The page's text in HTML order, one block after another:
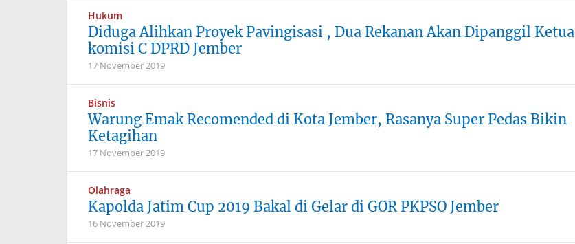
Hukum
Diduga Alihkan Proyek Pavingisasi , Dua Rekanan Akan Dipanggil Ketua
komisi C DPRD Jember
17 November 2019
Bisnis
Warung Emak Recomended di Kota Jember, Rasanya Super Pedas Bikin
Ketagihan
17 November 2019
Olahraga
Kapolda Jatim Cup 2019 Bakal di Gelar di GOR PKPSO Jember
16 November 2019